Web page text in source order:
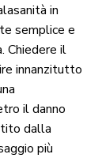
in
semplice e
Chiedere il
innanzitutto
il danno
dalla
più